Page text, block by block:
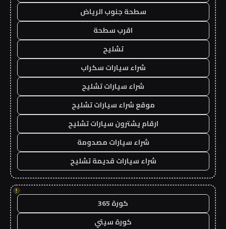
سطحة جنوب الرياض
اقرب سطحة
تشليح
شراء سيارات سكراب
شراء سيارات تشليح
موقع شراء سيارات تشليح
ارقام يشترون سيارات تشليح
شراء سيارات مصدومة
شراء سيارات قديمة تشليح
!
كورة 365
كورة سيتي